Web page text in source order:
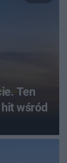
Ten
wśród